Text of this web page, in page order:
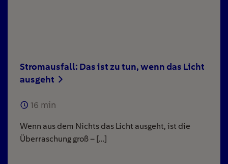
Stromausfall: Das ist zu tun, wenn das Licht
ausgeht
16 min
Wenn aus dem Nichts das Licht ausgeht, ist die
Überraschung groß – […]